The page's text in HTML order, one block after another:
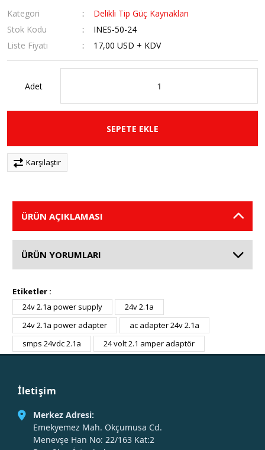
Kategori
Delikli Tip Güç Kaynakları
Stok Kodu
INES-50-24
Liste Fiyatı
17,00 USD + KDV
Adet
SEPETE EKLE
Karşılaştır
ÜRÜN AÇIKLAMASI
ÜRÜN YORUMLARI
Etiketler :
24v 2.1a power supply
24v 2.1a
24v 2.1a power adapter
ac adapter 24v 2.1a
smps 24vdc 2.1a
24 volt 2.1 amper adaptör
İletişim
Merkez Adresi:
Emekyemez Mah. Okçumusa Cd.
Menevşe Han No: 22/163 Kat:2